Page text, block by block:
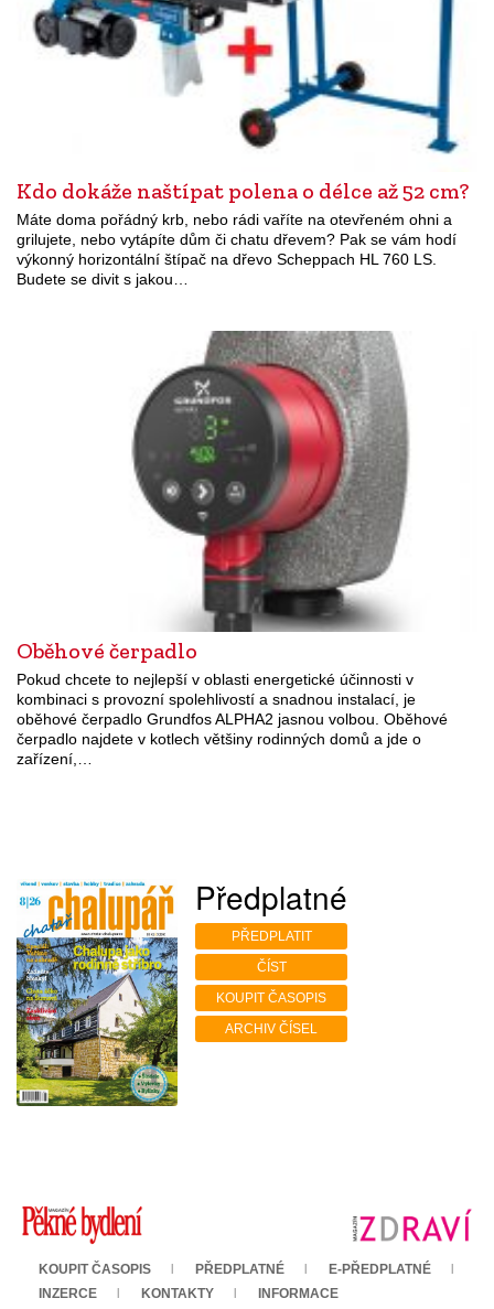
Kdo dokáže naštípat polena o délce až 52 cm?
Máte doma pořádný krb, nebo rádi vaříte na otevřeném ohni a
grilujete, nebo vytápíte dům či chatu dřevem? Pak se vám hodí
výkonný horizontální štípač na dřevo Scheppach HL 760 LS.
Budete se divit s jakou…
Oběhové čerpadlo
Pokud chcete to nejlepší v oblasti energetické účinnosti v
kombinaci s provozní spolehlivostí a snadnou instalací, je
oběhové čerpadlo Grundfos ALPHA2 jasnou volbou. Oběhové
čerpadlo najdete v kotlech většiny rodinných domů a jde o
zařízení,…
Předplatné
PŘEDPLATIT
ČÍST
KOUPIT ČASOPIS
ARCHIV ČÍSEL
KOUPIT ČASOPIS PŘEDPLATNÉ
E-PŘEDPLATNÉ
INZERCE
KONTAKTY INFORMACE